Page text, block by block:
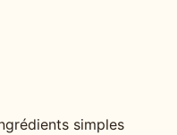
simples